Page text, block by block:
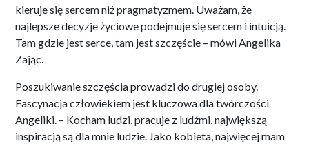
kieruje się sercem niż pragmatyzmem. Uważam, że
najlepsze decyzje życiowe podejmuje się sercem i intuicją.
Tam gdzie jest serce, tam jest szczęście – mówi Angelika
Zając.
Poszukiwanie szczęścia prowadzi do drugiej osoby.
Fascynacja człowiekiem jest kluczowa dla twórczości
Angeliki. – Kocham ludzi, pracuje z ludźmi, największą
inspiracją są dla mnie ludzie. Jako kobieta, najwięcej mam